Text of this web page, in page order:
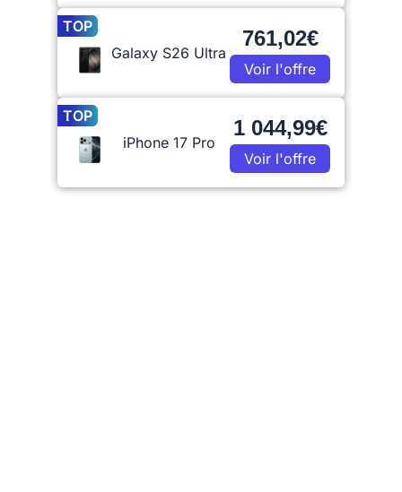
TOP
Galaxy S26 Ultra
761,02€
Voir l'offre
TOP
iPhone 17 Pro
1 044,99€
Voir l'offre